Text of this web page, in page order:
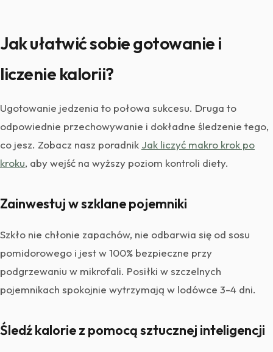
Jak ułatwić sobie gotowanie i
liczenie kalorii?
Ugotowanie jedzenia to połowa sukcesu. Druga to
odpowiednie przechowywanie i dokładne śledzenie tego,
co jesz. Zobacz nasz poradnik Jak liczyć makro krok po
kroku, aby wejść na wyższy poziom kontroli diety.
Zainwestuj w szklane pojemniki
Szkło nie chłonie zapachów, nie odbarwia się od sosu
pomidorowego i jest w 100% bezpieczne przy
podgrzewaniu w mikrofali. Posiłki w szczelnych
pojemnikach spokojnie wytrzymają w lodówce 3-4 dni.
Śledź kalorie z pomocą sztucznej inteligencji